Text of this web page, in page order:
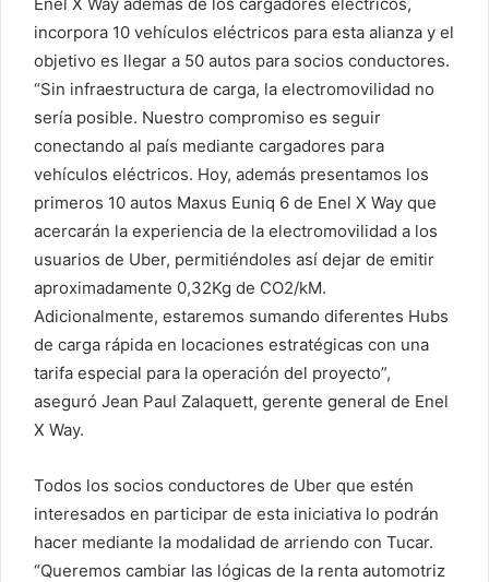
incorpora 10 vehículos eléctricos para esta alianza y el
objetivo es llegar a 50 autos para socios conductores.
“Sin infraestructura de carga, la electromovilidad no
sería posible. Nuestro compromiso es seguir
conectando al país mediante cargadores para
vehículos eléctricos. Hoy, además presentamos los
primeros 10 autos Maxus Euniq 6 de Enel X Way que
acercarán la experiencia de la electromovilidad a los
usuarios de Uber, permitiéndoles así dejar de emitir
aproximadamente 0,32Kg de CO2/kM.
Adicionalmente, estaremos sumando diferentes Hubs
de carga rápida en locaciones estratégicas con una
tarifa especial para la operación del proyecto”,
aseguró Jean Paul Zalaquett, gerente general de Enel
X Way.
Todos los socios conductores de Uber que estén
interesados en participar de esta iniciativa lo podrán
hacer mediante la modalidad de arriendo con Tucar.
“Queremos cambiar las lógicas de la renta automotriz